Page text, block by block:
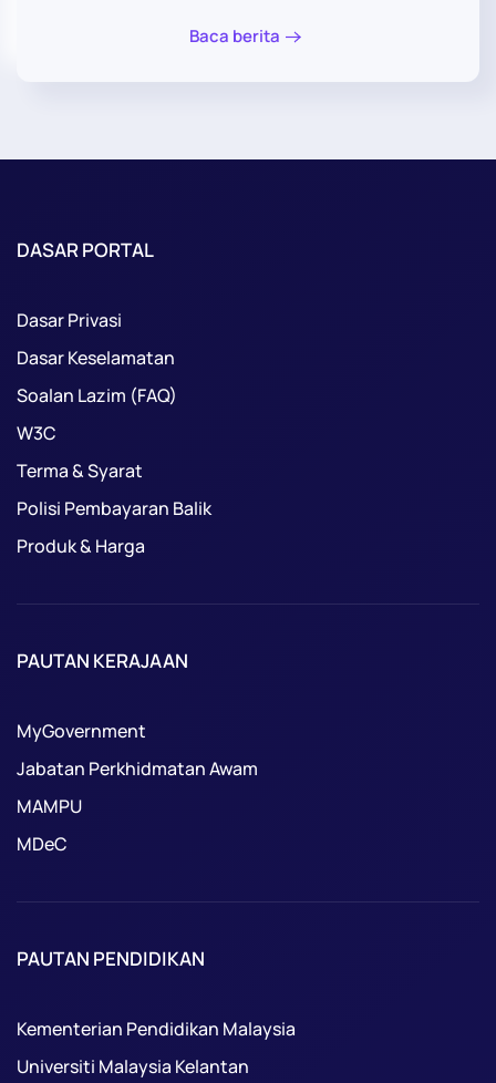
Baca berita
DASAR PORTAL
Dasar Privasi
Dasar Keselamatan
Soalan Lazim (FAQ)
W3C
Terma & Syarat
Polisi Pembayaran Balik
Produk & Harga
PAUTAN KERAJAAN
MyGovernment
Jabatan Perkhidmatan Awam
MAMPU
MDeC
PAUTAN PENDIDIKAN
Kementerian Pendidikan Malaysia
Universiti Malaysia Kelantan